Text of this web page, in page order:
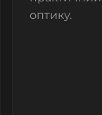
оптику.